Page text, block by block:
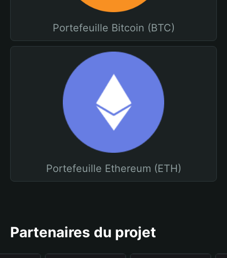
Portefeuille Bitcoin (BTC)
Portefeuille Ethereum (ETH)
Partenaires du projet